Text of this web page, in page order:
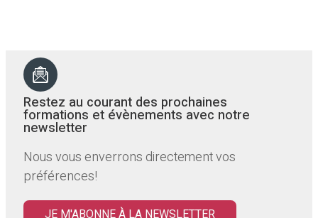
Restez au courant des prochaines
formations et évènements avec notre
newsletter
Nous vous enverrons directement vos
préférences!
JE M'ABONNE À LA NEWSLETTER